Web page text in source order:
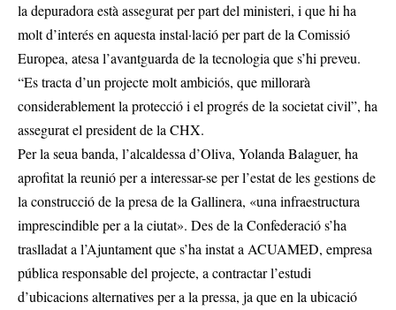
la depuradora està assegurat per part del ministeri, i que hi ha
molt d’interés en aquesta instal·lació per part de la Comissió
Europea, atesa l’avantguarda de la tecnologia que s’hi preveu.
“Es tracta d’un projecte molt ambiciós, que millorarà
considerablement la protecció i el progrés de la societat civil”, ha
assegurat el president de la CHX.
Per la seua banda, l’alcaldessa d’Oliva, Yolanda Balaguer, ha
aprofitat la reunió per a interessar-se per l’estat de les gestions de
la construcció de la presa de la Gallinera, «una infraestructura
imprescindible per a la ciutat». Des de la Confederació s’ha
traslladat a l’Ajuntament que s’ha instat a ACUAMED, empresa
pública responsable del projecte, a contractar l’estudi
d’ubicacions alternatives per a la pressa, ja que en la ubicació